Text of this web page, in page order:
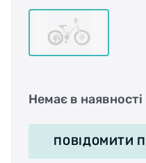
Немає в наявності
ПОВІДОМИТИ